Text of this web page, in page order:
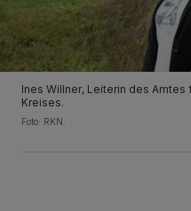
Ines Willner, Leiterin des
Kreises.
Foto: RKN.